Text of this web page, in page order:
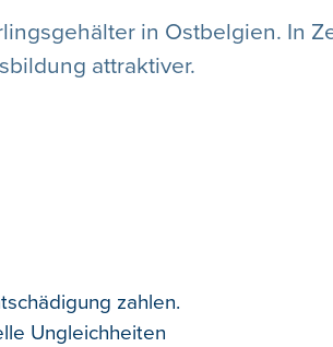
in Ostbelgien. In
attraktiver.
zahlen.
Ungleichheiten